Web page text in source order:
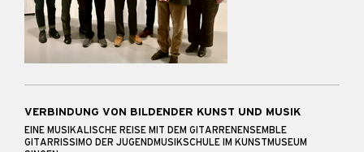
VERBINDUNG VON BILDENDER KUNST UND MUSIK
EINE MUSIKALISCHE REISE MIT DEM GITARRENENSEMBLE
GITARRISSIMO DER JUGENDMUSIKSCHULE IM KUNSTMUSEUM